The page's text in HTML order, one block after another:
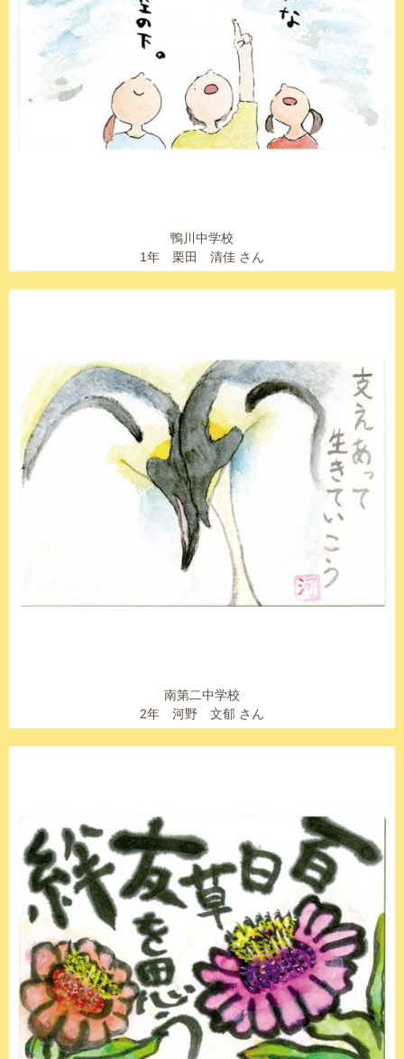
鴨川中学校
1年 栗田 清佳 さん
南第二中学校
2年 河野 文郁 さん